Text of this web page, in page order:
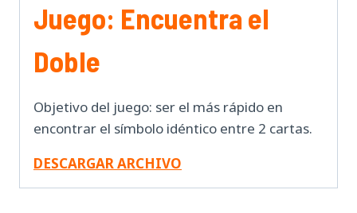
Juego: Encuentra el
Doble
Objetivo del juego: ser el más rápido en
encontrar el símbolo idéntico entre 2 cartas.
DESCARGAR ARCHIVO